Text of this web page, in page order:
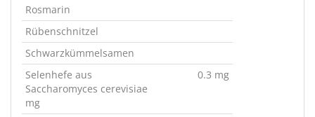
Rosmarin
Rübenschnitzel
Schwarzkümmelsamen
Selenhefe aus
Saccharomyces cerevisiae
mg
0.3 mg